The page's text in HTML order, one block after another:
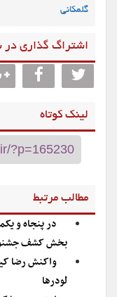
گلمکانی
اشتراگ گذاری در
لینک کوتاه
مطالب مرتبط
در پنجاه و
بخش کشف
واکنش رضا
لودرها